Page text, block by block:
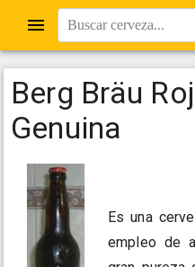
Buscar cerveza...
Berg Bräu
Genuina
Es una
empleo de